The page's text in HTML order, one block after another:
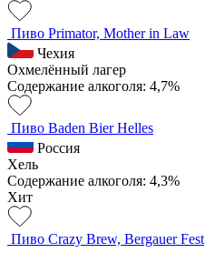
Пиво Primator, Mother in Law
Чехия
Охмелённый лагер
Содержание алкоголя: 4,7%
Пиво Baden Bier Helles
Россия
Хель
Содержание алкоголя: 4,3%
Хит
Пиво Crazy Brew, Bergauer Fest